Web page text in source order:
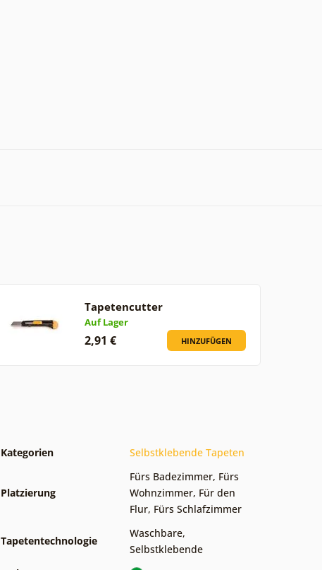
Tapetencutter
Auf Lager
2,91 € HINZUFÜGEN
Kategorien Selbstklebende Tapeten
Platzierung
Fürs Badezimmer, Fürs
Wohnzimmer, Für den
Flur, Fürs Schlafzimmer
Tapetentechnologie
Waschbare,
Selbstklebende